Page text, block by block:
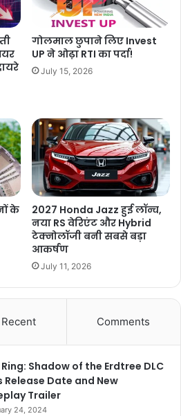
गोलमाल छुपाने लिए Invest
UP ने ओढ़ा RTI का पर्दा!
July 15, 2026
के
2027 Honda Jazz हुई लॉन्च,
नया RS वेरिएंट और Hybrid
टेक्नोलॉजी बनी सबसे बड़ा
आकर्षण
July 11, 2026
Recent Comments
Ring: Shadow of the Erdtree DLC
Release Date and New
Trailer
24, 2024